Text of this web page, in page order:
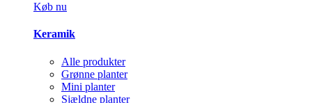
Køb nu
Keramik
Alle produkter
Grønne planter
Mini planter
Sjældne planter